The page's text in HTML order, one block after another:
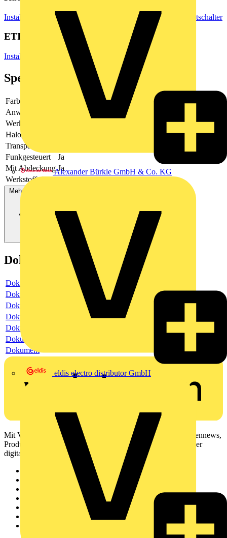
Alexander Bürkle GmbH & Co. KG
eldis electro distributor GmbH
Installationsmaterial & Zubehör Steckdosen & Schalter Lichtschalter
ETIM Group
Installationsschalterprogramme/Steckvorrichtungen
Spezifikationen
Farbe
Messing
Anwendung
steuern elektrischer Verbraucher
Werkstoff
Halogenfrei
Transparent
Funkgesteuert
Ja
Mit Abdeckung Ja
Werkstoffgüte
-
Mehr anzeigen
Dokumente
Dokument
Dokument
Dokument
Dokument
Dokument
Dokument
Dokument
Mit Voltimum erhalten Elektrofachkräfte Zugang zu Branchennews,
Produktinformationen, Schulungen und Tools – alles auf einer
digitalen Plattform und Community.